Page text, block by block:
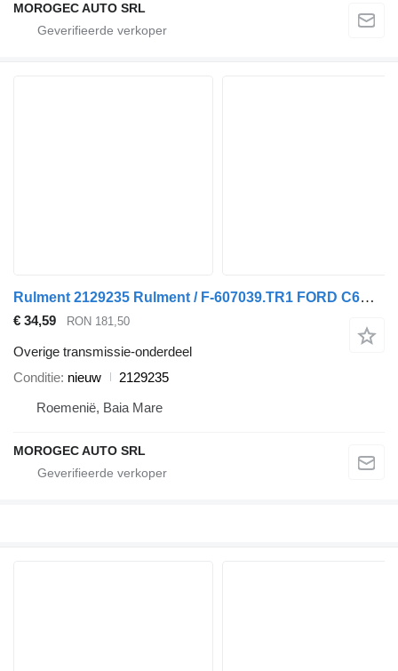
MOROGEC AUTO SRL
Rulment 2129235 Rulment / F-607039.TR1 FORD C6MX65 2129235 voor Ford auto
€ 34,59 RON 181,50
Overige transmissie-onderdeel
Conditie nieuw
2129235
Roemenië, Baia Mare
MOROGEC AUTO SRL